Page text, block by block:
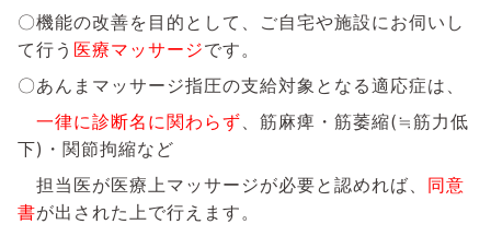
〇機能の改善を目的として、ご自宅や施設にお伺いし
て行う 医療マッサージです。
〇あんまマッサージ指圧の支給対象となる適応症は、
一律に診断名に関わらず、筋麻痺・筋萎縮(≒筋力低
下)・関節拘縮など
担当医が医療上マッサージが必要と認めれば、 同意
書が出された上で行えます。